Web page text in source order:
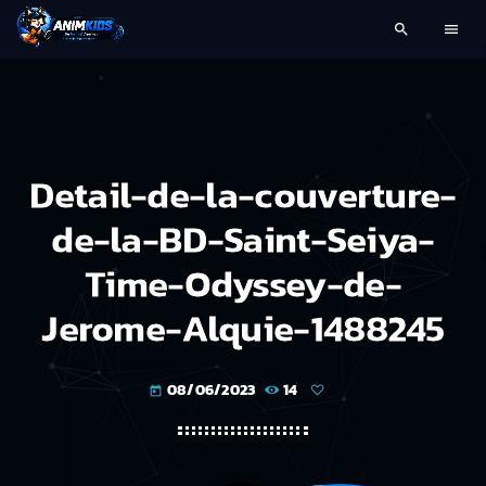
search menu
Detail-de-la-couverture-
de-la-BD-Saint-Seiya-
Time-Odyssey-de-
Jerome-Alquie-1488245
today 08/06/2023 14